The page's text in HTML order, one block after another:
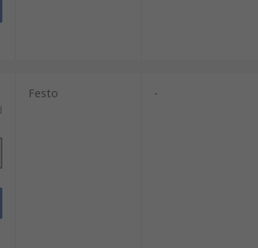
Festo -